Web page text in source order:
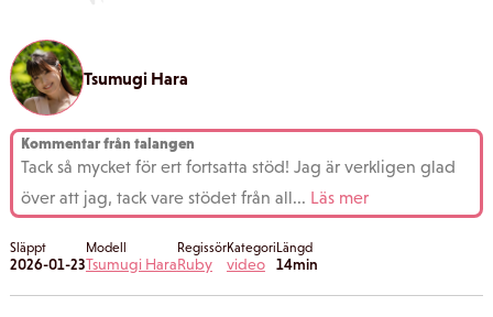
Tsumugi Hara
Kommentar från talangen
Tack så mycket för ert fortsatta stöd! Jag är verkligen glad
över att jag, tack vare stödet från all... Läs mer
Släppt
2026-01-23
Modell
Tsumugi Hara
Regissör
Ruby
Kategori
video
Längd
14min